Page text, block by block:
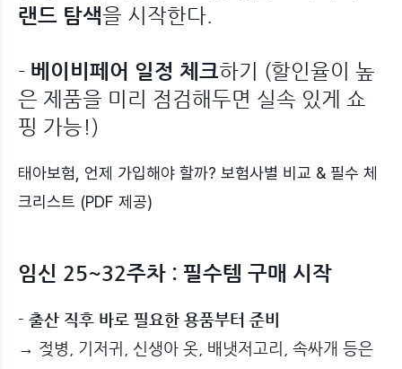
랜드 탐색을 시작한다.
- 베이비페어 일정 체크하기 (할인율이 높
은 제품을 미리 점검해두면 실속 있게 쇼
핑 가능!)
태아보험, 언제 가입해야 할까? 보험사별 비교 & 필수 체
크리스트 (PDF 제공)
임신 25~32주차 : 필수템 구매 시작
- 출산 직후 바로 필요한 용품부터 준비
→ 젖병, 기저귀, 신생아 옷, 배냇저고리, 속싸개 등은